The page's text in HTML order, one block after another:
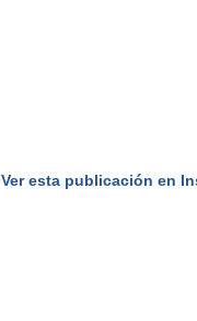
Ver esta publicación en